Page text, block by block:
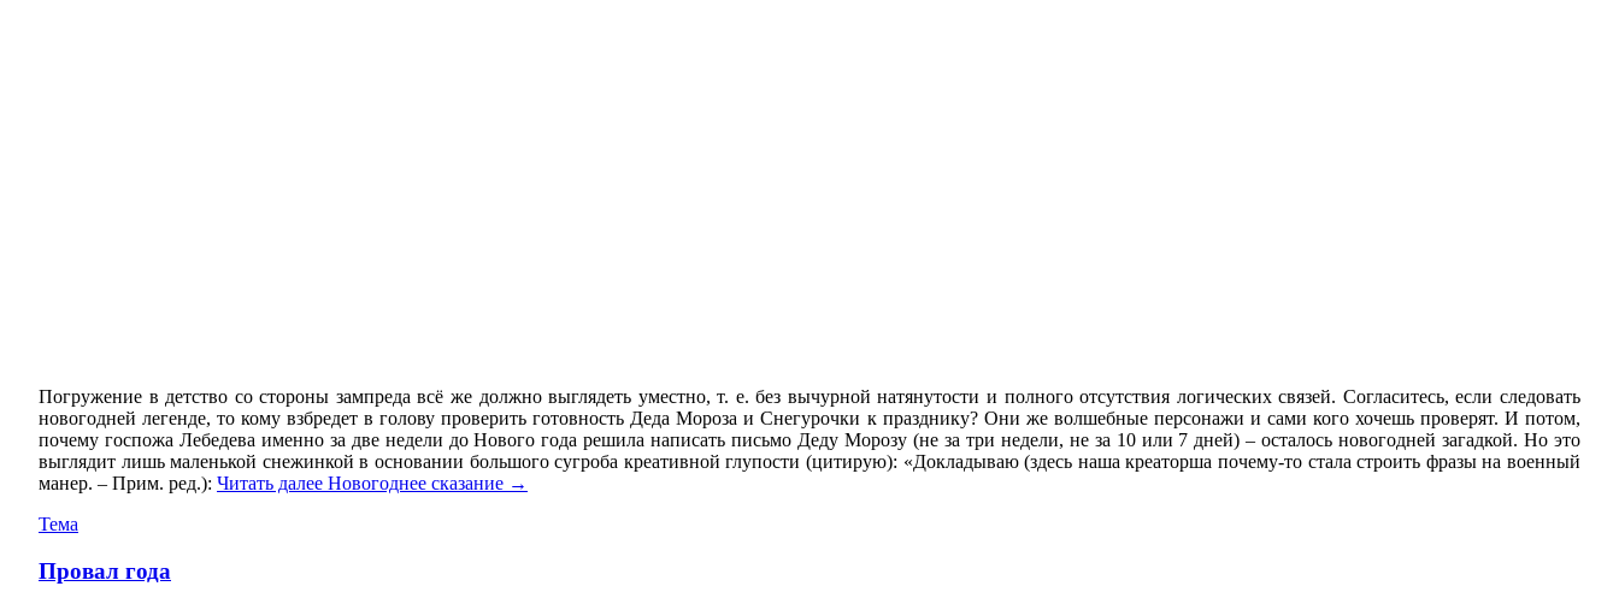
Погружение в детство со стороны зампреда всё же должно выглядеть уместно, т. е. без вычурной натянутости и полного отсутствия логических связей. Согласитесь, если следовать
новогодней легенде, то кому взбредет в голову проверить готовность Деда Мороза и Снегурочки к празднику? Они же волшебные персонажи и сами кого хочешь проверят. И потом,
почему госпожа Лебедева именно за две недели до Нового года решила написать письмо Деду Морозу (не за три недели, не за 10 или 7 дней) – осталось новогодней загадкой. Но это
выглядит лишь маленькой снежинкой в основании большого сугроба креативной глупости (цитирую): «Докладываю (здесь наша креаторша почему-то стала строить фразы на военный
манер. – Прим. ред.): Читать далее Новогоднее сказание →
Тема
Провал года